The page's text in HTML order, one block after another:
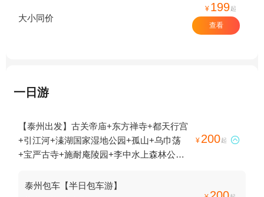
大小同价
¥ 199起
查看
一日游
【泰州出发】古关帝庙+东方禅寺+都天行宫
+引江河+溱湖国家湿地公园+孤山+乌巾荡
+宝严古寺+施耐庵陵园+李中水上森林公园
钧故居+千垛景区-已下线+福慧寺+花庙+江村
¥ 200起 
泰州包车【半日包车游】